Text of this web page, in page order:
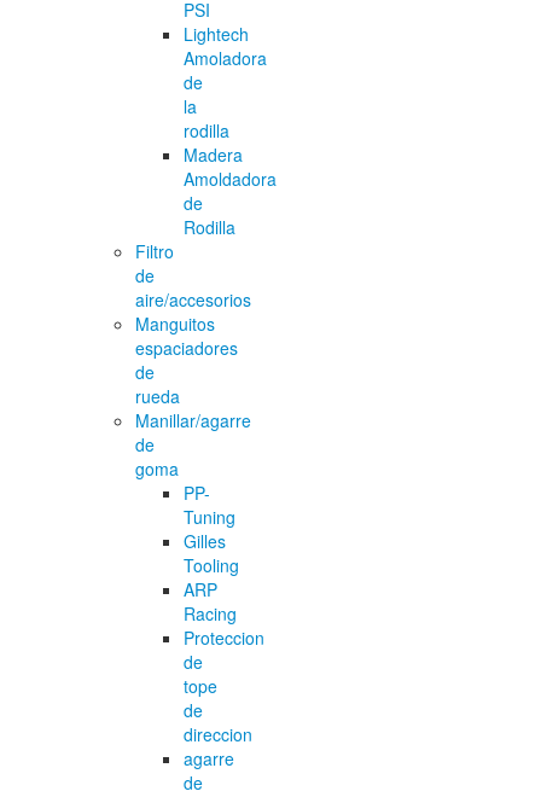
PSI
Lightech
Amoladora
de
la
rodilla
Madera
Amoldadora
de
Rodilla
Filtro
de
aire/accesorios
Manguitos
espaciadores
de
rueda
Manillar/agarre
de
goma
PP-
Tuning
Gilles
Tooling
ARP
Racing
Proteccion
de
tope
de
direccion
agarre
de